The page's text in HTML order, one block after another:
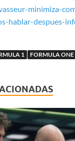
minimiza-
hablar-despues-
1 FORMULA ONE